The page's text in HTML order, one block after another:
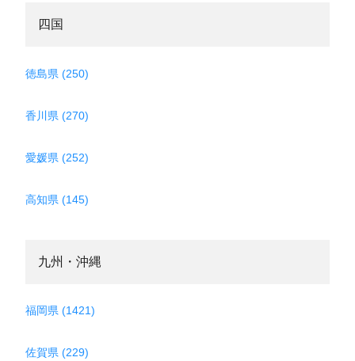
四国
徳島県 (250)
香川県 (270)
愛媛県 (252)
高知県 (145)
九州・沖縄
福岡県 (1421)
佐賀県 (229)